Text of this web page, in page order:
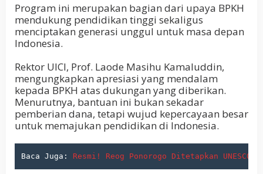
Program ini merupakan bagian dari upaya BPKH
mendukung pendidikan tinggi sekaligus
menciptakan generasi unggul untuk masa depan
Indonesia.
Rektor UICI, Prof. Laode Masihu Kamaluddin,
mengungkapkan apresiasi yang mendalam
kepada BPKH atas dukungan yang diberikan.
Menurutnya, bantuan ini bukan sekadar
pemberian dana, tetapi wujud kepercayaan besar
untuk memajukan pendidikan di Indonesia.
Baca Juga: Resmi! Reog Ponorogo Ditetapkan UNESCO